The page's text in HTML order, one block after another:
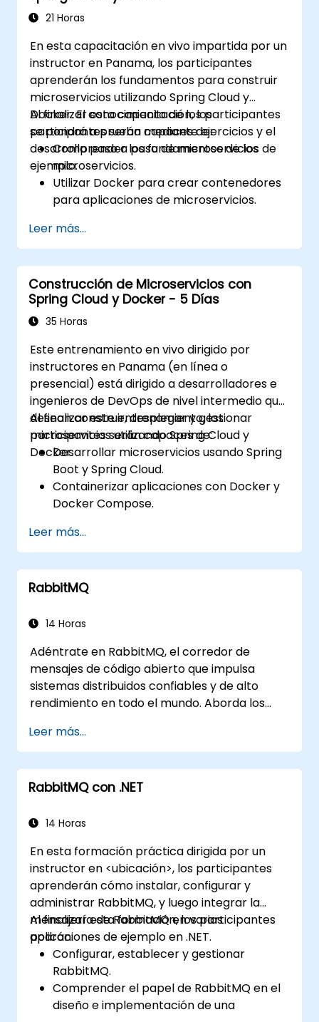
21 Horas
En esta capacitación en vivo impartida por un
instructor en Panama, los participantes
aprenderán los fundamentos para construir
microservicios utilizando Spring Cloud y
Docker. El conocimiento de los participantes
se pondrá a prueba mediante ejercicios y el
desarrollo paso a paso de microservicios de
ejemplo.
Al finalizar esta capacitación, los
participantes serán capaces de:
Comprender los fundamentos de los
microservicios.
Utilizar Docker para crear contenedores
para aplicaciones de microservicios.
en contenedores usando Spring Cloud y
Docker.
Integrar microservicios con servicios de
descubrimiento y la Puerta de Enlace (API
Gateway) de Spring Cloud.
Usar Docker Compose para pruebas de
Leer más...
Construcción de Microservicios con
Spring Cloud y Docker - 5 Días
35 Horas
Este entrenamiento en vivo dirigido por
instructores en Panama (en línea o
presencial) está dirigido a desarrolladores e
ingenieros de DevOps de nivel intermedio que
desean construir, desplegar y gestionar
microservicios utilizando Spring Cloud y
Docker.
Al finalizar este entrenamiento, los
participantes serán capaces de:
Desarrollar microservicios usando Spring
Boot y Spring Cloud.
Containerizar aplicaciones con Docker y
Docker Compose.
servicios, puertas de enlace API y
comunicación entre servicios.
Monitorear y asegurar microservicios en
entornos de producción.
utilizando Kubernetes.
Leer más...
RabbitMQ
14 Horas
Adéntrate en RabbitMQ, el corredor de
mensajes de código abierto que impulsa
sistemas distribuidos confiables y de alto
rendimiento en todo el mundo. Aborda los
AMQP, estrategias de enrutamiento de
mensajes, configuración de clústeres y
configuraciones de alta disponibilidad. Guía a
los participantes en la administración de
replicadas, la implementación de
carga, y la seguridad de intercambios,
además de la integración con la API REST y los
complementos de gestión. Fortalece la
confianza al desplegar infraestructuras de
mensajería de nivel profesional en Linux.
Leer más...
RabbitMQ con .NET
14 Horas
En esta formación práctica dirigida por un
instructor en <ubicación>, los participantes
aprenderán cómo instalar, configurar y
administrar RabbitMQ, y luego integrar la
mensajería de RabbitMQ en varias
aplicaciones de ejemplo en .NET.
Al finalizar esta formación, los participantes
podrán:
Configurar, establecer y gestionar
RabbitMQ.
Comprender el papel de RabbitMQ en el
diseño e implementación de una